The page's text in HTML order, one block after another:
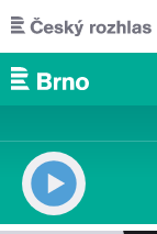
Přejít k hlavnímu